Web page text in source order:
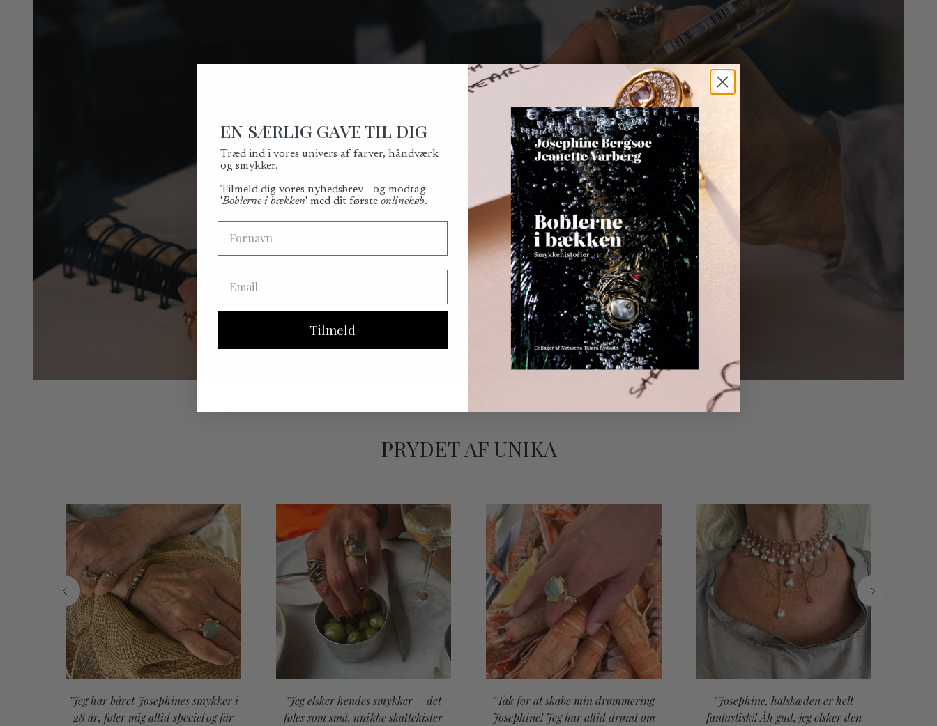
leveringsbetingelser, kan vi ikke præcist angive, hvornår varen vil blive leveret.
Du har ret til at fortryde købet inden for 14 dage efter leveringsdatoen.
Fortrydelsesretten kan udøves uden angivelse af nogen særlig grund ved at sende os en e-mail
påmail@bergsoe.dk.
Bemærk venligst, at returforsendelse er gratis inden for Danmark, mens kunder er ansvarlige
for returforsendelsesomkostningerne fra andre lande.
PRYDET AF UNIKA
"Jeg har båret Josephines smykker i
28 år, føler mig altid speciel og får
"Jeg elsker hendes smykker – det
føles som små, unikke skattekister
"Tak for at skabe min drømmering
Josephine! Jeg har altid drømt om
"Josephine, halskæden er helt
fantastisk!! Åh gud, jeg elsker den
EN SÆRLIG GAVE TIL DIG
Træd ind i vores univers af farver, håndværk
og smykker.
Tilmeld dig vores nyhedsbrev - og modtag
'Boblerne i bækken' med dit første onlinekøb.
Tilmeld